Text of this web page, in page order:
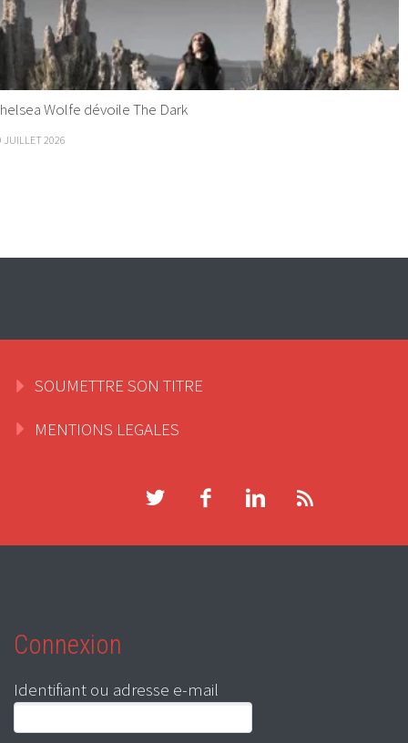
Wolfe dévoile The Dark
JUILLET 2026
SOUMETTRE SON TITRE
MENTIONS LEGALES
Connexion
Identifiant ou adresse e-mail